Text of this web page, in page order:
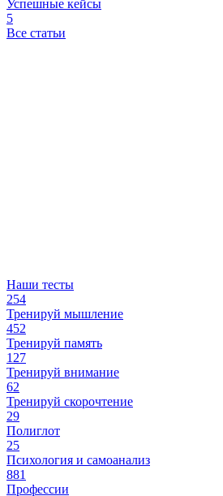
Успешные кейсы
5
Все статьи
Наши тесты
254
Тренируй мышление
452
Тренируй память
127
Тренируй внимание
62
Тренируй скорочтение
29
Полиглот
25
Психология и самоанализ
881
Профессии